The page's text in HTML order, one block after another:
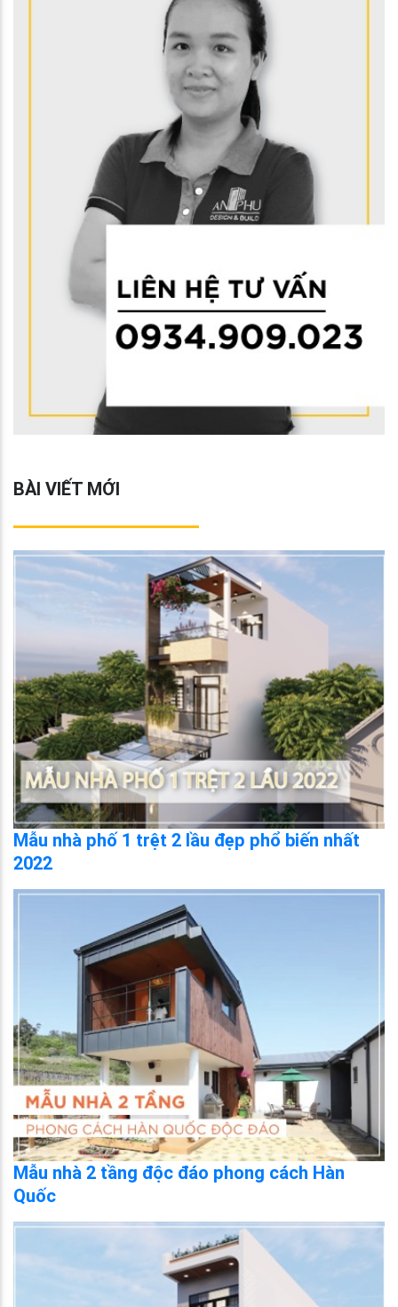
BÀI VIẾT MỚI
Mẫu nhà phố 1 trệt 2 lầu đẹp phổ biến nhất
2022
Mẫu nhà 2 tầng độc đáo phong cách Hàn
Quốc